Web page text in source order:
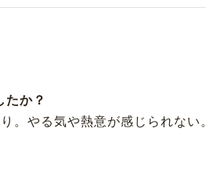
たか？
。やる気や熱意が感じられな